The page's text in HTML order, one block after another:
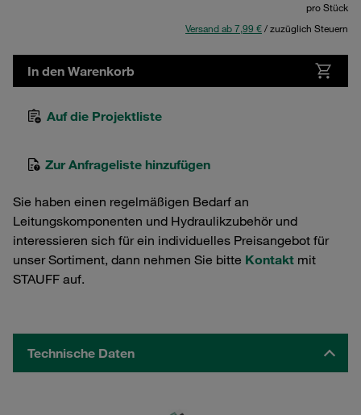
pro Stück
Versand ab 7,99 €/ zuzüglich Steuern
In den Warenkorb
Auf die Projektliste
Zur Anfrageliste hinzufügen
Sie haben einen regelmäßigen Bedarf an
Leitungskomponenten und Hydraulikzubehör und
interessieren sich für ein individuelles Preisangebot für
unser Sortiment, dann nehmen Sie bitte Kontakt mit
STAUFF auf.
Technische Daten